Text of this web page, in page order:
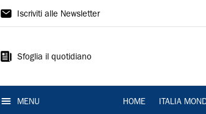
La
Ferrara
Iscriviti alle Newsletter
Sfoglia il quotidiano
MENU HOME ITALIA